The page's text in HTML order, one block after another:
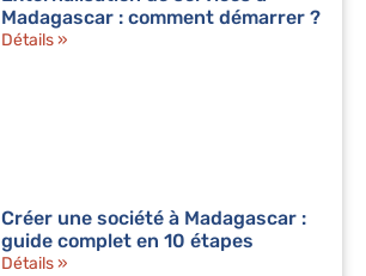
Madagascar : comment démarrer ?
Détails »
Créer une société à Madagascar :
guide complet en 10 étapes
Détails »